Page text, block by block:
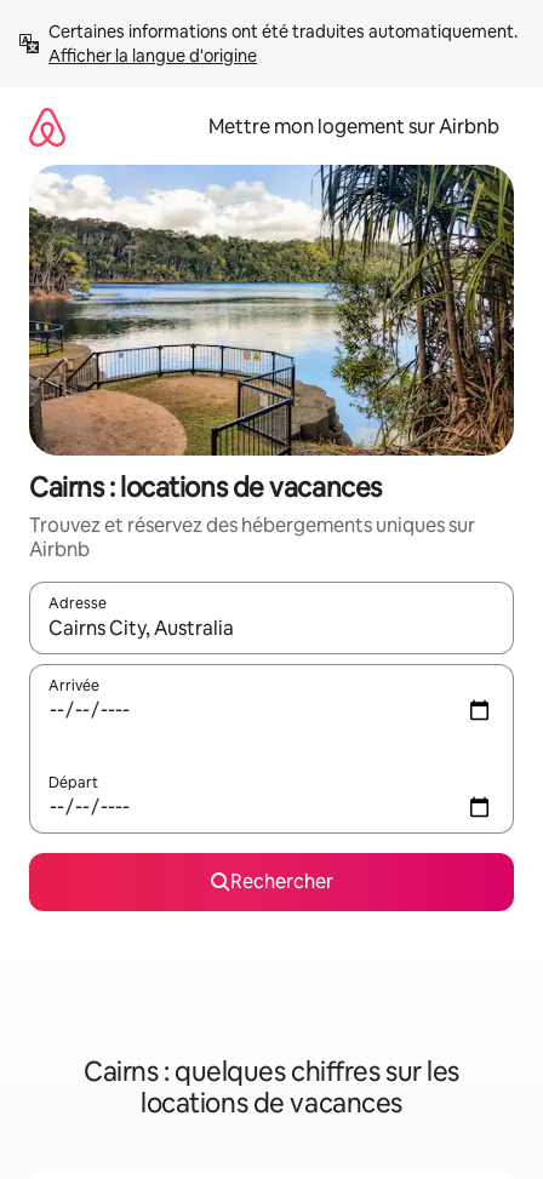
directement
Afficher la langue d'origine
Mettre mon logement sur Airbnb
Cairns : locations de vacances
Trouvez et réservez des hébergements uniques sur
Airbnb
Adresse
Lorsque les résultats s'affichent, utilisez les flèches vers le
Arrivée
Départ
Rechercher
Cairns : quelques chiffres sur les
locations de vacances